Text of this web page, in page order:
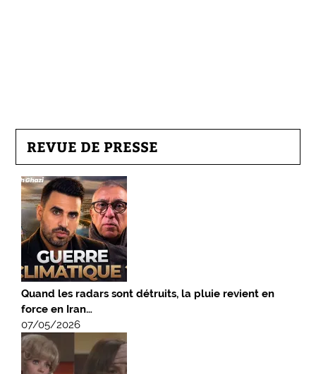
REVUE DE PRESSE
Quand les radars sont détruits, la pluie revient en
force en Iran…
07/05/2026